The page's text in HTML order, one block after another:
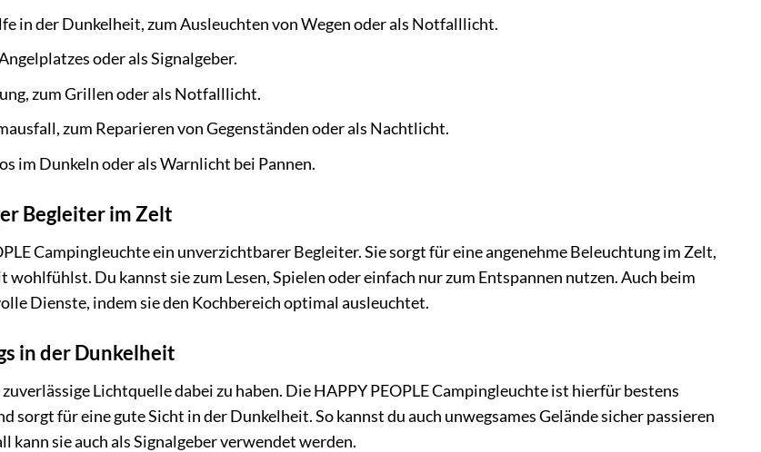
in der Dunkelheit, zum Ausleuchten von Wegen oder als Notfalllicht.
oder als Signalgeber.
zum Grillen oder als Notfalllicht.
zum Reparieren von Gegenständen oder als Nachtlicht.
im Dunkeln oder als Warnlicht bei Pannen.
Begleiter im Zelt
Campingleuchte ein unverzichtbarer Begleiter. Sie sorgt für eine angenehme Beleuchtung im Zelt,
wohlfühlst. Du kannst sie zum Lesen, Spielen oder einfach nur zum Entspannen nutzen. Auch beim
Dienste, indem sie den Kochbereich optimal ausleuchtet.
in der Dunkelheit
Lichtquelle dabei zu haben. Die HAPPY PEOPLE Campingleuchte ist hierfür bestens
sorgt für eine gute Sicht in der Dunkelheit. So kannst du auch unwegsames Gelände sicher passieren
kann sie auch als Signalgeber verwendet werden.